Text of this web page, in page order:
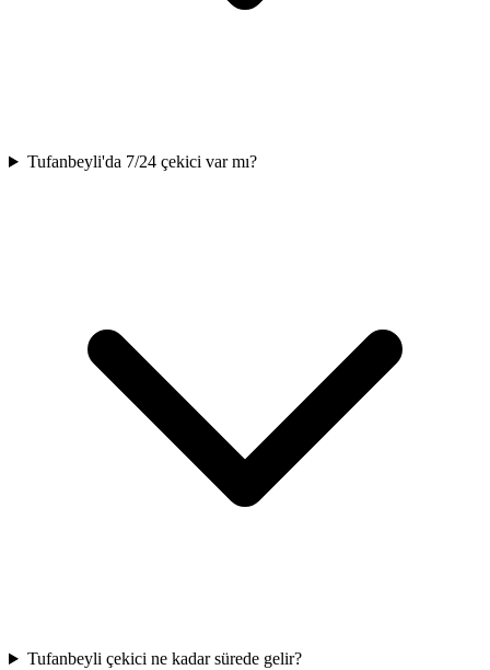
Tufanbeyli'da 7/24 çekici var mı?
Tufanbeyli çekici ne kadar sürede gelir?